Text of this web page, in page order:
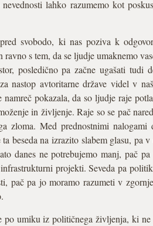
nevednosti lahko razumemo kot
svobodo, ki nas poziva k
ravno s tem, da se ljudje umaknemo
posledično pa začne ugašati tudi
nastop avtoritarne države videl v
namreč pokazala, da so ljudje raje
in življenje. Raje so se pač
zloma. Med prednostnimi
beseda na izrazito slabem glasu, pa
danes ne potrebujemo manj, pač
projekti. Seveda pa
pač pa jo moramo razumeti v
po umiku iz političnega življenja, ki ne